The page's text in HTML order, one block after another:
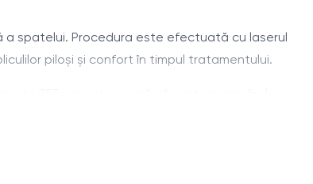
spatelui. Procedura este efectuată cu laserul
piloși și confort în timpul tratamentului.